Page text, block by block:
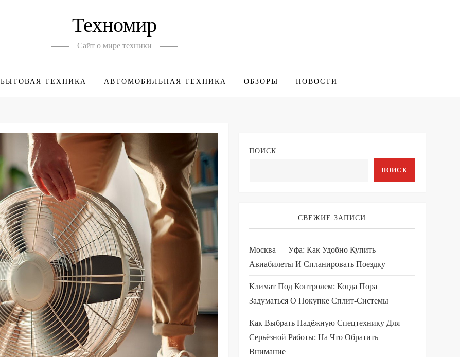
Техномир
Сайт о мире техники
БЫТОВАЯ ТЕХНИКА АВТОМОБИЛЬНАЯ ТЕХНИКА ОБЗОРЫ НОВОСТИ
ПОИСК
ПОИСК
СВЕЖИЕ ЗАПИСИ
Москва — Уфа: Как Удобно Купить
Авиабилеты И Спланировать Поездку
Климат Под Контролем: Когда Пора
Задуматься О Покупке Сплит-Системы
Как Выбрать Надёжную Спецтехнику Для
Серьёзной Работы: На Что Обратить
Внимание